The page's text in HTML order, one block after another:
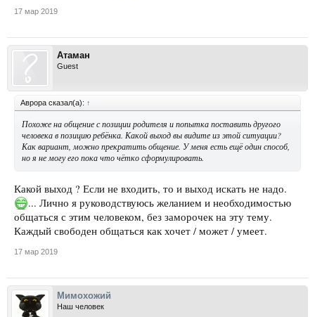
17 мар 2019
Атаман
Guest
Аврора сказал(а): ↑
Похоже на общение с позиции родителя и попытка поставить другого
человека в позицию ребёнка. Какой выход вы видите из этой ситуации?
Как вариант, можно прекратить общение. У меня есть ещё один способ,
но я не могу его пока что чётко сформулировать.
Какой выход ? Если не входить, то и выход искать не надо.
... Лично я руководствуюсь желанием и необходимостью
общаться с этим человеком, без заморочек на эту тему.
Каждый свободен общаться как хочет / может / умеет.
17 мар 2019
Мимохожий
Наш человек